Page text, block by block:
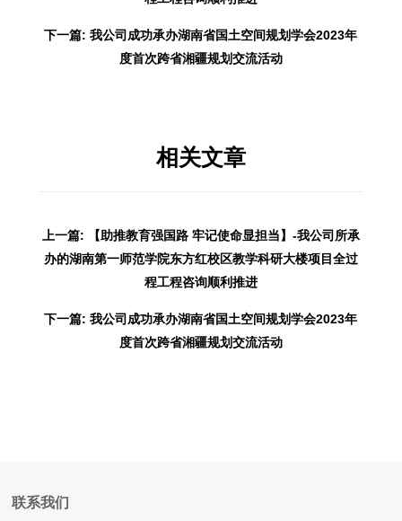
下一篇: 我公司成功承办湖南省国土空间规划学会2023年
度首次跨省湘疆规划交流活动
相关文章
上一篇: 【助推教育强国路 牢记使命显担当】-我公司所承
办的湖南第一师范学院东方红校区教学科研大楼项目全过
程工程咨询顺利推进
下一篇: 我公司成功承办湖南省国土空间规划学会2023年
度首次跨省湘疆规划交流活动
联系我们